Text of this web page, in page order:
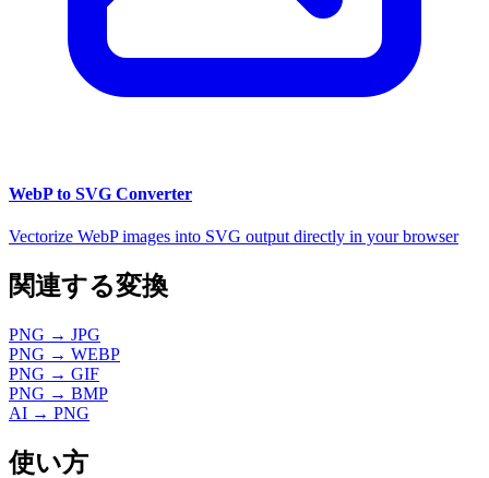
WebP to SVG Converter
Vectorize WebP images into SVG output directly in your browser
関連する変換
PNG → JPG
PNG → WEBP
PNG → GIF
PNG → BMP
AI → PNG
使い方